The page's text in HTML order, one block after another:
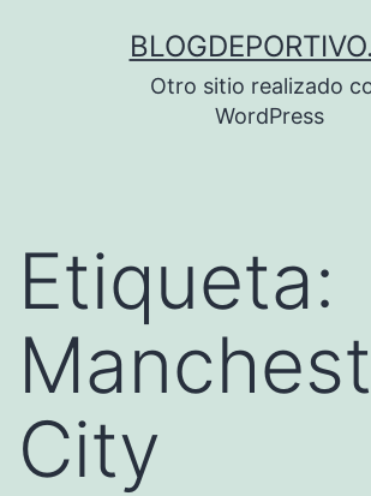
Otro sitio realizado
WordPress
Etiqueta:
City